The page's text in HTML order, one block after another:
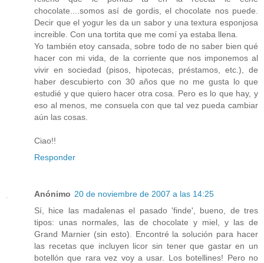
chocolate....somos así de gordis, el chocolate nos puede.
Decir que el yogur les da un sabor y una textura esponjosa
increible. Con una tortita que me comí ya estaba llena.
Yo también etoy cansada, sobre todo de no saber bien qué
hacer con mi vida, de la corriente que nos imponemos al
vivir en sociedad (pisos, hipotecas, préstamos, etc.), de
haber descubierto con 30 años que no me gusta lo que
estudié y que quiero hacer otra cosa. Pero es lo que hay, y
eso al menos, me consuela con que tal vez pueda cambiar
aún las cosas.
Ciao!!
Responder
Anónimo 20 de noviembre de 2007 a las 14:25
Sí, hice las madalenas el pasado 'finde', bueno, de tres
tipos: unas normales, las de chocolate y miel, y las de
Grand Marnier (sin esto). Encontré la solución para hacer
las recetas que incluyen licor sin tener que gastar en un
botellón que rara vez voy a usar. Los botellines! Pero no